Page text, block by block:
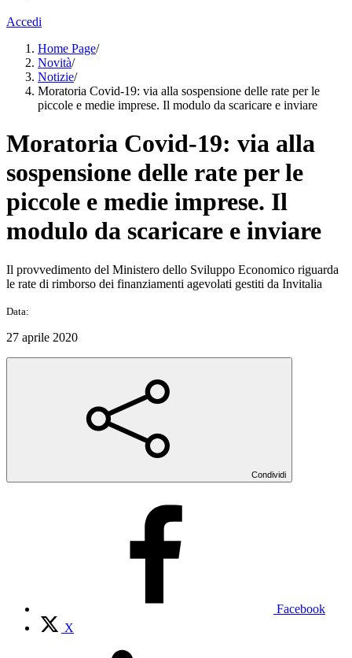
Accedi
Home Page/
Novità/
Notizie/
Moratoria Covid-19: via alla sospensione delle rate per le
piccole e medie imprese. Il modulo da scaricare e inviare
Moratoria Covid-19: via alla
sospensione delle rate per le
piccole e medie imprese. Il
modulo da scaricare e inviare
Il provvedimento del Ministero dello Sviluppo Economico riguarda
le rate di rimborso dei finanziamenti agevolati gestiti da Invitalia
Data:
27 aprile 2020
Condividi
Facebook
X